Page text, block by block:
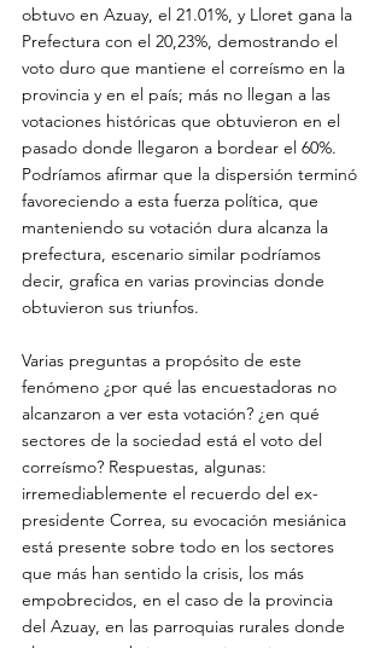
obtuvo en Azuay, el 21.01%, y Lloret gana la
Prefectura con el 20,23%, demostrando el
voto duro que mantiene el correísmo en la
provincia y en el país; más no llegan a las
votaciones históricas que obtuvieron en el
pasado donde llegaron a bordear el 60%.
Podríamos afirmar que la dispersión terminó
favoreciendo a esta fuerza política, que
manteniendo su votación dura alcanza la
prefectura, escenario similar podríamos
decir, grafica en varias provincias donde
obtuvieron sus triunfos.
Varias preguntas a propósito de este
fenómeno ¿por qué las encuestadoras no
alcanzaron a ver esta votación? ¿en qué
sectores de la sociedad está el voto del
correísmo? Respuestas, algunas:
irremediablemente el recuerdo del ex-
presidente Correa, su evocación mesiánica
está presente sobre todo en los sectores
que más han sentido la crisis, los más
empobrecidos, en el caso de la provincia
del Azuay, en las parroquias rurales donde